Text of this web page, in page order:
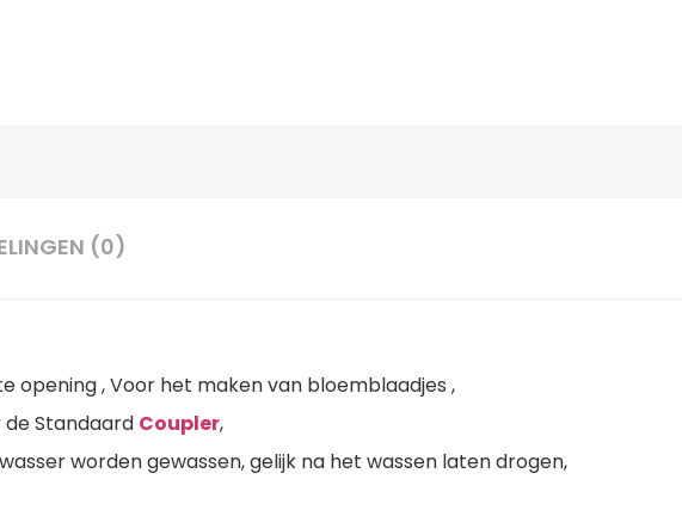
(0)
opening , Voor het maken van bloemblaadjes ,
de Standaard Coupler,
worden gewassen, gelijk na het wassen laten drogen,